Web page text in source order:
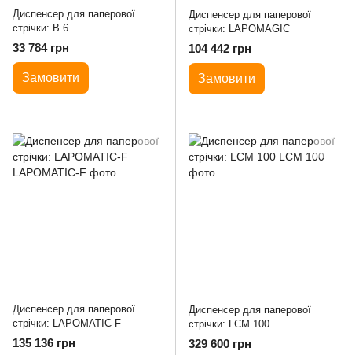
Диспенсер для паперової
стрічки: B 6
33 784 грн
Замовити
Диспенсер для паперової
стрічки: LAPOMAGIC
104 442 грн
Замовити
Диспенсер для паперової
стрічки: LAPOMATIC-F
135 136 грн
Диспенсер для паперової
стрічки: LCM 100
329 600 грн